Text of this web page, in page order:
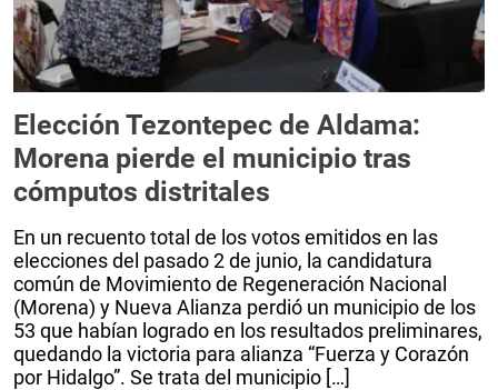
Elección Tezontepec de Aldama:
Morena pierde el municipio tras
cómputos distritales
En un recuento total de los votos emitidos en las
elecciones del pasado 2 de junio, la candidatura
común de Movimiento de Regeneración Nacional
(Morena) y Nueva Alianza perdió un municipio de los
53 que habían logrado en los resultados preliminares,
quedando la victoria para alianza “Fuerza y Corazón
por Hidalgo”. Se trata del municipio […]